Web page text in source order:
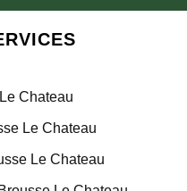
Chateau
Le Chateau
Le Chateau